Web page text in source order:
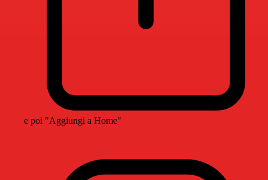
e poi "Aggiungi a Home"